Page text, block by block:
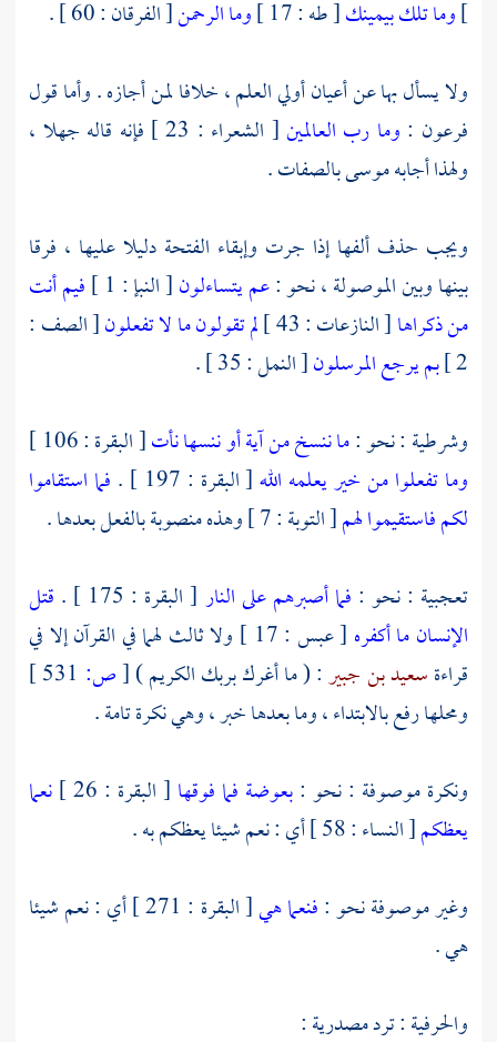
]وما تلك بيمينك[ طه : 17 ] وما الرحمن[ الفرقان : 60 ] .
ولا يسأل بها عن أعيان أولي العلم ، خلافا لمن أجازه . وأما قول
فرعون : وما رب العالمين
[ الشعراء : 23 ] فإنه قاله جهلا ،
ولهذا أجابهموسىبالصفات .
ويجب حذف ألفها إذا جرت وإبقاء الفتحة دليلا عليها ، فرقا
بينها وبين الموصولة ، نحو :عم يتساءلون[ النبإ : 1 ]
فيم أنت
من ذكراها[ النازعات : 43 ] لم تقولون ما لا تفعلون[ الصف :
2 ] بم يرجع المرسلون[ النمل : 35 ] .
وشرطية : نحو :ما ننسخ من آية أو ننسها نأت[ البقرة : 106 ]
وما تفعلوا من خير يعلمه الله[ البقرة : 197 ] .
فما استقاموا
لكم فاستقيموا لهم[ التوبة : 7 ] وهذه منصوبة بالفعل بعدها .
تعجبية : نحو : فما أصبرهم على النار [ البقرة : 175 ] .
قتل
الإنسان ما أكفره
[ عبس : 17 ] ولا ثالث لهما في القرآن إلا في
قراءةسعيد بن جبير: ( ما أغرك بربك الكريم )[ص:
ومحلها رفع بالابتداء ، وما بعدها خبر ، وهي نكرة تامة .
ونكرة موصوفة : نحو :بعوضة فما فوقها [ البقرة : 26 ]
نعما
يعظكم[ النساء : 58 ] أي : نعم شيئا يعظكم به .
وغير موصوفة نحو :فنعما هي
[ البقرة : 271 ] أي : نعم شيئا
هي .
والحرفية : ترد مصدرية :